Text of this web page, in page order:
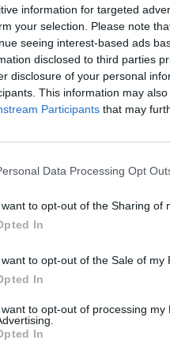
information for targeted
your selection. Please note
seeing interest-based ads
disclosed to third parties
disclosure of your personal
This information may
Participants that may
Data Processing Opt
want to opt-out of the Sharing of
In
want to opt-out of the Sale of my
In
want to opt-out of processing my
In